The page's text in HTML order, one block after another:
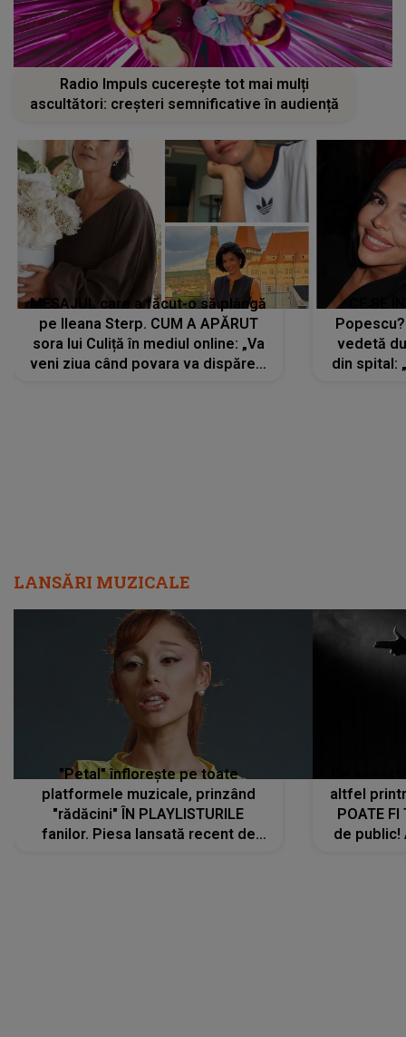
Radio Impuls cucerește tot mai mulți
ascultători: creșteri semnificative în audiență
MESAJUL care a făcut-o să plângă
pe Ileana Sterp. CUM A APĂRUT
sora lui Culiță în mediul online: „Va
veni ziua când povara va dispărea,
vedetă
din spital:
LANSĂRI MUZICALE
"Petal" înflorește pe toate
platformele muzicale, prinzând
"rădăcini" ÎN PLAYLISTURILE
fanilor. Piesa lansată recent de
altfel
POATE FI
de public!